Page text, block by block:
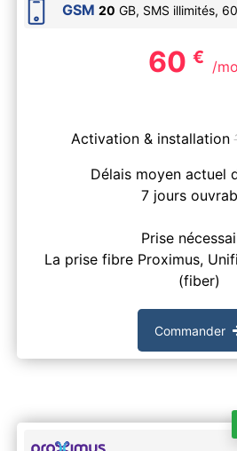
GSM 20 GB, SMS illimités,
60 € /
Activation & installation
Délais moyen actuel
7 jours
Prise
La prise fibre Proximus,
(fiber)
Commander